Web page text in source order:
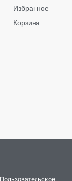
Избранное
Корзина
Пользовательское